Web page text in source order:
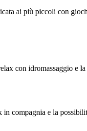
ai più piccoli con
con idromassaggio e
compagnia e la